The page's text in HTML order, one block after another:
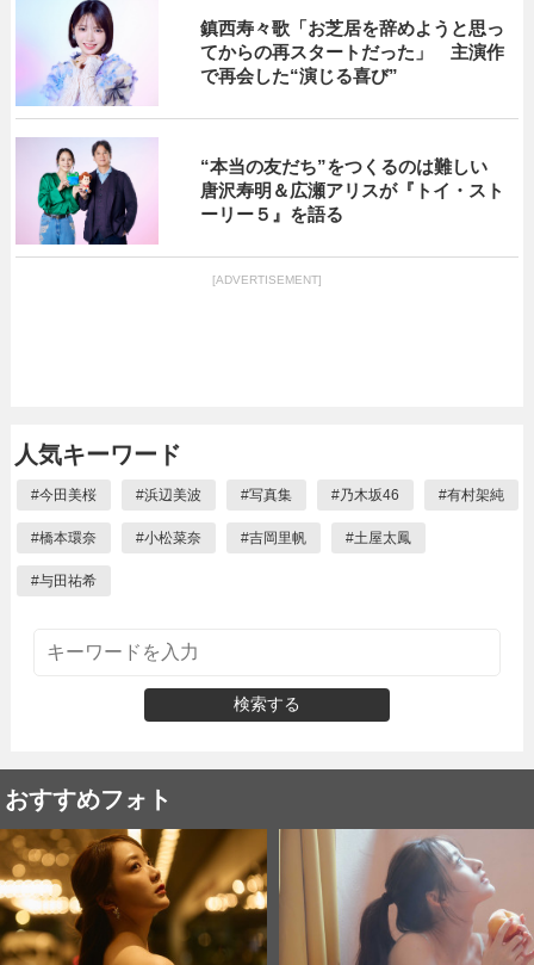
鎮西寿々歌「お芝居を辞めようと思っ
てからの再スタートだった」 主演作
で再会した“演じる喜び”
“本当の友だち”をつくるのは難しい
唐沢寿明＆広瀬アリスが『トイ・スト
ーリー５』を語る
[ADVERTISEMENT]
人気キーワード
#今田美桜 #浜辺美波 #写真集 #乃木坂46 #有村架純
#橋本環奈 #小松菜奈 #吉岡里帆 #土屋太鳳
#与田祐希
検索する
おすすめフォト